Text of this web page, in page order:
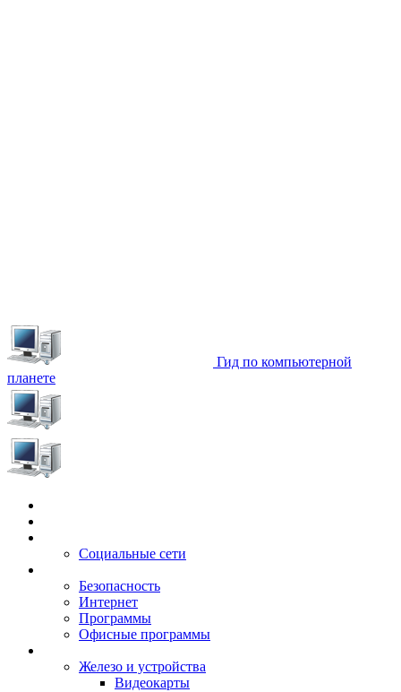
Гид по компьютерной
планете
Социальные сети
Безопасность
Интернет
Программы
Офисные программы
Железо и устройства
Видеокарты